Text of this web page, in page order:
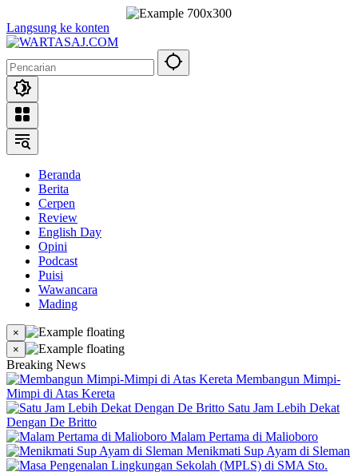
Langsung ke konten
Beranda
Berita
Cerpen
Review
English Day
Opini
Podcast
Puisi
Wawancara
Mading
×
×
Breaking News
Membangun Mimpi-
Mimpi di Atas Kereta
Satu Jam Lebih Dekat
Dengan De Britto
Malam Pertama di Malioboro
Menikmati Sup Ayam di Sleman